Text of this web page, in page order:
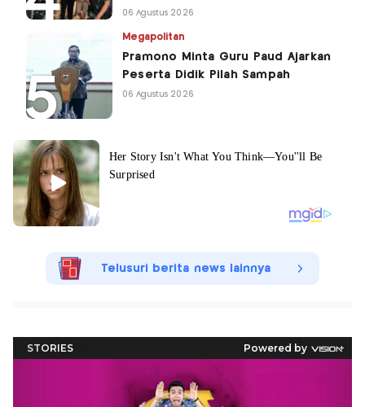
06 Agustus 2026
Megapolitan
Pramono Minta Guru Paud Ajarkan
Peserta Didik Pilah Sampah
06 Agustus 2026
Telusuri berita news lainnya